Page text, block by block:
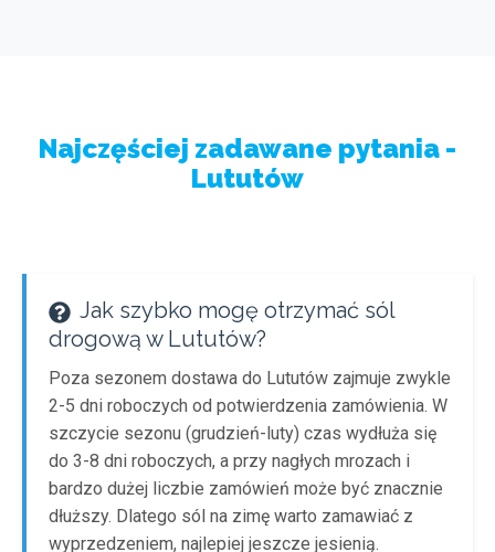
Najczęściej zadawane pytania -
Lututów
Jak szybko mogę otrzymać sól
drogową w Lututów?
Poza sezonem dostawa do Lututów zajmuje zwykle
2-5 dni roboczych od potwierdzenia zamówienia. W
szczycie sezonu (grudzień-luty) czas wydłuża się
do 3-8 dni roboczych, a przy nagłych mrozach i
bardzo dużej liczbie zamówień może być znacznie
dłuższy. Dlatego sól na zimę warto zamawiać z
wyprzedzeniem, najlepiej jeszcze jesienią.